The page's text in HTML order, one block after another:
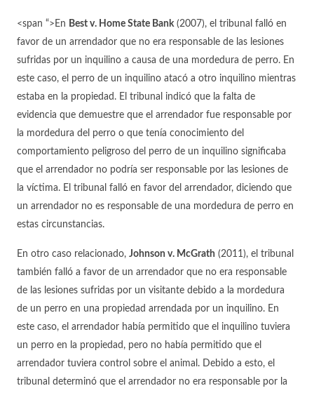
<span “> En Best v. Home State Bank(2007), el tribunal falló en
favor de un arrendador que no era responsable de las lesiones
sufridas por un inquilino a causa de una mordedura de perro. En
este caso, el perro de un inquilino atacó a otro inquilino mientras
estaba en la propiedad. El tribunal indicó que la falta de
evidencia que demuestre que el arrendador fue responsable por
la mordedura del perro o que tenía conocimiento del
comportamiento peligroso del perro de un inquilino significaba
que el arrendador no podría ser responsable por las lesiones de
la víctima. El tribunal falló en favor del arrendador, diciendo que
un arrendador no es responsable de una mordedura de perro en
estas circunstancias.
En otro caso relacionado, Johnson v. McGrath (2011), el tribunal
también falló a favor de un arrendador que no era responsable
de las lesiones sufridas por un visitante debido a la mordedura
de un perro en una propiedad arrendada por un inquilino. En
este caso, el arrendador había permitido que el inquilino tuviera
un perro en la propiedad, pero no había permitido que el
arrendador tuviera control sobre el animal. Debido a esto, el
tribunal determinó que el arrendador no era responsable por la